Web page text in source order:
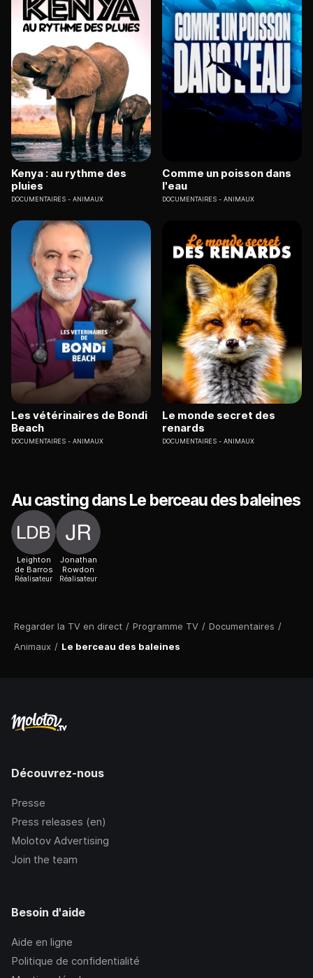
Regarder la TV en direct / Programme TV / Documentaires /
Animaux / Le berceau des baleines
Kenya : au rythme des
pluies
DOCUMENTAIRES ANIMAUX
Comme un poisson dans
l'eau
DOCUMENTAIRES ANIMAUX
Les vétérinaires de Bondi
Beach
DOCUMENTAIRES ANIMAUX
Le monde secret des
renards
DOCUMENTAIRES ANIMAUX
Au casting dans Le berceau des baleines
Leighton
de Barros
Réalisateur
Jonathan
Rowdon
Réalisateur
Découvrez-nous
Presse
Press releases (en)
Molotov Advertising
Join the team
Besoin d'aide
Aide en ligne
Politique de confidentialité